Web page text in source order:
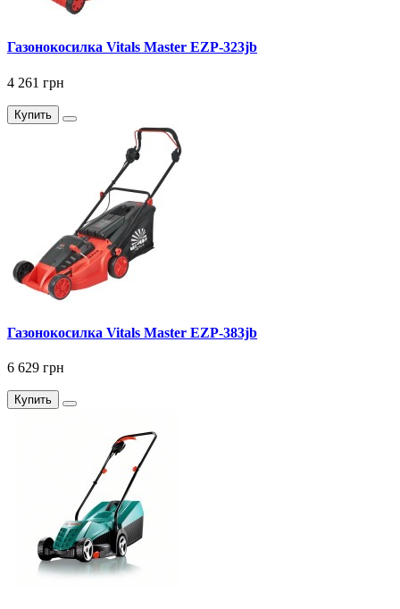
Газонокосилка Vitals Master EZP-323jb
4 261 грн
Купить
Газонокосилка Vitals Master EZP-383jb
6 629 грн
Купить